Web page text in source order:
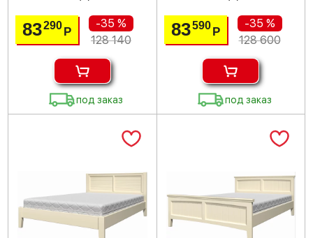
83290Р
-35 %
128 140
под заказ
83590 Р
-35 %
128 600
под заказ